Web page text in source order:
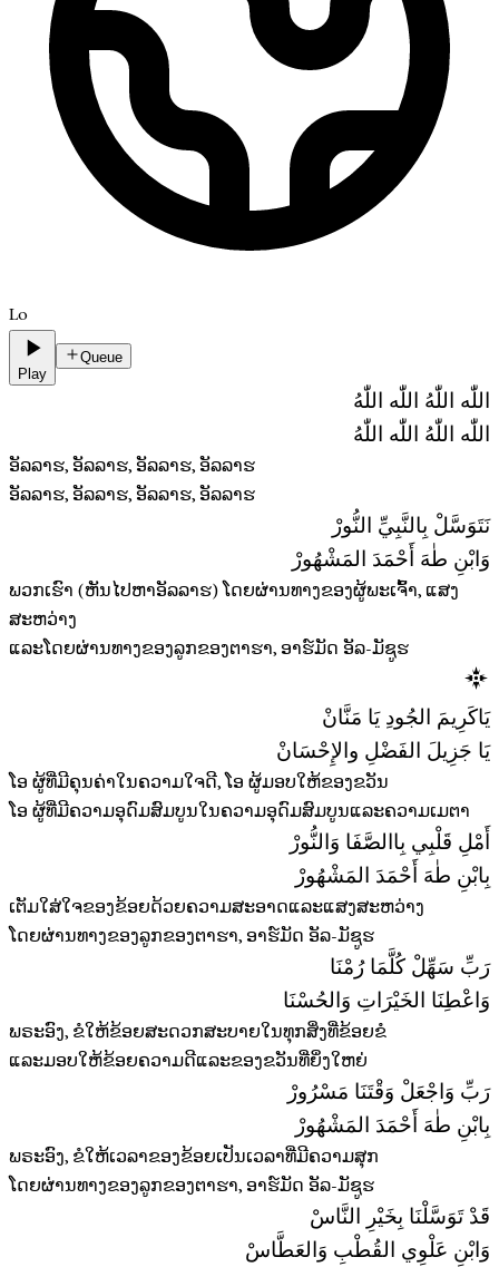
Lo
Play
Queue
اللّٰه اللّٰهُ اللّٰه اللّٰهُ
اللّٰه اللّٰهُ اللّٰه اللّٰهُ
ອັລລາຮ, ອັລລາຮ, ອັລລາຮ, ອັລລາຮ
ອັລລາຮ, ອັລລາຮ, ອັລລາຮ, ອັລລາຮ
نَتَوَسَّلْ بِالنَّبِيِّ النُّورْ
وَابْنِ طٰهَ أَحْمَدَ المَشْهُورْ
ພວກເຮົາ (ຫັນໄປຫາອັລລາຮ) ໂດຍຜ່ານທາງຂອງຜູ້ພະເຈົ້າ, ແສງ
ສະຫວ່າງ
ແລະໂດຍຜ່ານທາງຂອງລູກຂອງຕາຮາ, ອາຮ໌ມັດ ອັລ-ມັຊູຮ
يَاكَرِيمَ الجُودِ يَا مَنَّانْ
يَا جَزِيلَ الفَضْلِ والإِحْسَانْ
ໂອ ຜູ້ທີ່ມີຄຸນຄ່າໃນຄວາມໃຈດີ, ໂອ ຜູ້ມອບໃຫ້ຂອງຂວັນ
ໂອ ຜູ້ທີ່ມີຄວາມອຸດົມສົມບູນໃນຄວາມອຸດົມສົມບູນແລະຄວາມເມຕາ
أَمْلِ قَلْبِي بِاالصَّفَا وَالنُّورْ
بِابْنِ طٰهَ أَحْمَدَ المَشْهُورْ
ເຕັມໃສ່ໃຈຂອງຂ້ອຍດ້ວຍຄວາມສະອາດແລະແສງສະຫວ່າງ
ໂດຍຜ່ານທາງຂອງລູກຂອງຕາຮາ, ອາຮ໌ມັດ ອັລ-ມັຊູຮ
رَبِّ سَهِّلْ كُلَّمَا رُمْنَا
وَاعْطِنَا الخَيْرَاتِ وَالحُسْنَا
ພຣະອົງ, ຂໍໃຫ້ຂ້ອຍສະດວກສະບາຍໃນທຸກສິ່ງທີ່ຂ້ອຍຂໍ
ແລະມອບໃຫ້ຂ້ອຍຄວາມດີແລະຂອງຂວັນທີ່ຍິ່ງໃຫຍ່
رَبِّ وَاجْعَلْ وَقْتَنَا مَسْرُورْ
بِابْنِ طٰهَ أَحْمَدَ المَشْهُورْ
ພຣະອົງ, ຂໍໃຫ້ເວລາຂອງຂ້ອຍເປັນເວລາທີ່ມີຄວາມສຸກ
ໂດຍຜ່ານທາງຂອງລູກຂອງຕາຮາ, ອາຮ໌ມັດ ອັລ-ມັຊູຮ
قَدْ تَوَسَّلْنَا بِخَيْرِ النَّاسْ
وَابْنِ عَلْوِي القُطْبِ وَالعَطَّاسْ